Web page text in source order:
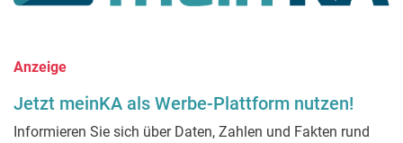
Anzeige
Jetzt meinKA als Werbe-Plattform nutzen!
Informieren Sie sich über Daten, Zahlen und Fakten rund